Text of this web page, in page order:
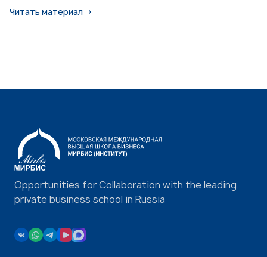
Читать материал
Opportunities for Collaboration with the leading
private business school in Russia